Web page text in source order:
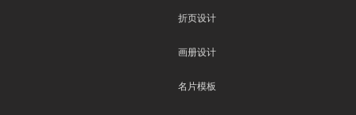
折页设计
画册设计
名片模板